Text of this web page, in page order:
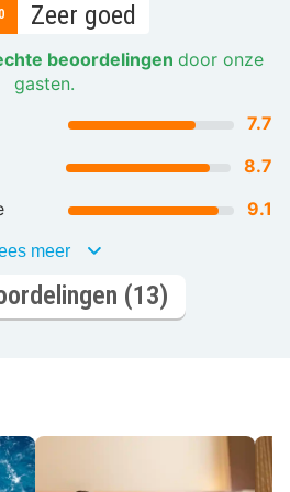
Zeer goed
beoordelingen door onze
gasten.
7.7
8.7
9.1
meer
(13)